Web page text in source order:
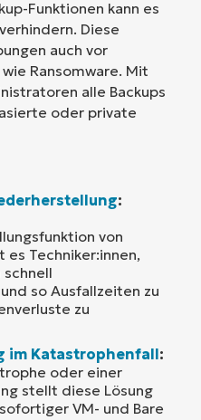
Funktionen kann es
Diese
auch vor
Ransomware. Mit
alle Backups
oder private
:
von
Techniker:innen,
schnell
so Ausfallzeiten zu
zu
im Katastrophenfall:
oder einer
stellt diese Lösung
VM- und Bare